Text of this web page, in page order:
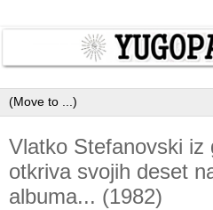
Vlatko Stefanovski iz
otkriva svojih deset
albuma... (1982)